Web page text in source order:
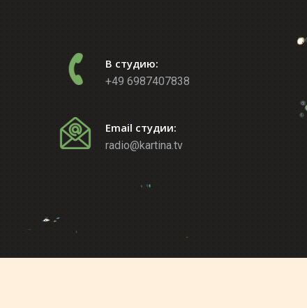
В студию:
+49 6987407838
Email студии:
radio@kartina.tv